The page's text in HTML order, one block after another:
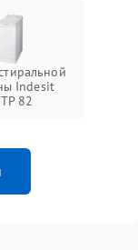
Indesit
82